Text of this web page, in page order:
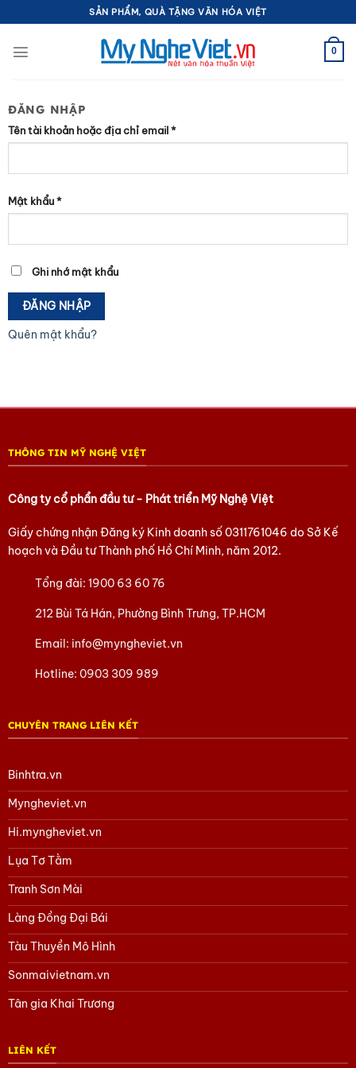
qua
nội
SẢN PHẨM, QUÀ TẶNG VĂN HÓA VIỆT
0
ĐĂNG NHẬP
Tên tài khoản hoặc địa chỉ email*Bắt
buộc
Mật khẩu*Bắt
buộc
Ghi nhớ mật khẩu
ĐĂNG NHẬP
Quên mật khẩu?
THÔNG TIN MỸ NGHỆ VIỆT
Công ty cổ phẩn đầu tư - Phát triển Mỹ Nghệ Việt
Giấy chứng nhận Đăng ký Kinh doanh số0311761046 do Sở Kế
hoạch và Đầu tư Thành phố Hồ Chí Minh, năm 2012.
Tổng đài:1900 63 60 76
212 Bùi Tá Hán, Phường Bình Trưng, TP.HCM
Email: info@myngheviet.vn
Hotline:0903 309 989
CHUYÊN TRANG LIÊN KẾT
Binhtra.vn
Myngheviet.vn
Hi.myngheviet.vn
Lụa Tơ Tằm
Tranh Sơn Mài
Làng Đồng Đại Bái
Tàu Thuyền Mô Hình
Sonmaivietnam.vn
Tân gia Khai Trương
LIÊN KẾT